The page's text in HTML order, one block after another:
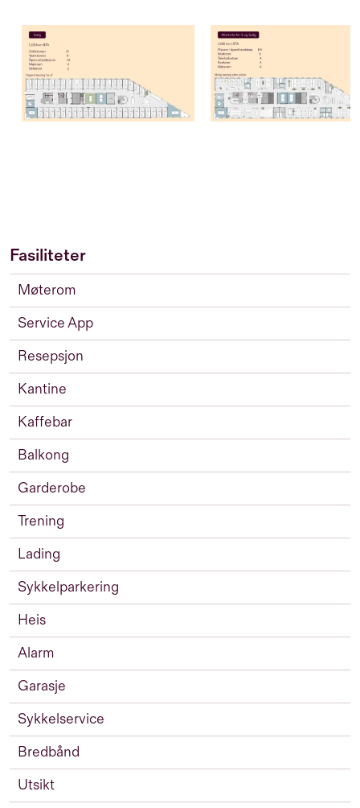
Fasiliteter
Møterom
Service App
Resepsjon
Kantine
Kaffebar
Balkong
Garderobe
Trening
Lading
Sykkelparkering
Heis
Alarm
Garasje
Sykkelservice
Bredbånd
Utsikt